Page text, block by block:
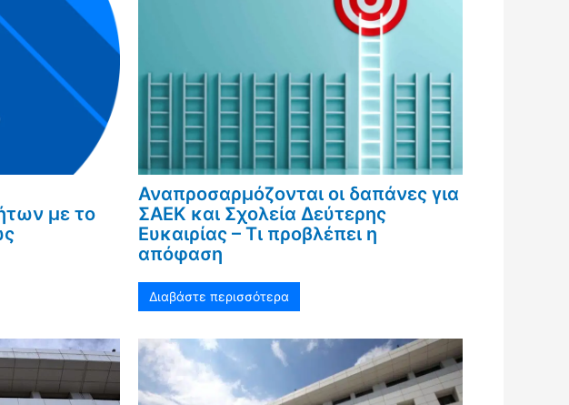
με το
Αναπροσαρμόζονται οι δαπάνες για
ΣΑΕΚ και Σχολεία Δεύτερης
Ευκαιρίας – Τι προβλέπει η
απόφαση
Διαβάστε περισσότερα